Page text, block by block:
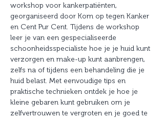
workshop voor kankerpatiënten,
georganiseerd door Kom op tegen Kanker
en Cent Pur Cent. Tijdens de workshop
leer je van een gespecialiseerde
schoonheidsspecialiste hoe je je huid kunt
verzorgen en make-up kunt aanbrengen,
zelfs na of tijdens een behandeling die je
huid belast. Met eenvoudige tips en
praktische technieken ontdek je hoe je
kleine gebaren kunt gebruiken om je
zelfvertrouwen te vergroten en je goed te